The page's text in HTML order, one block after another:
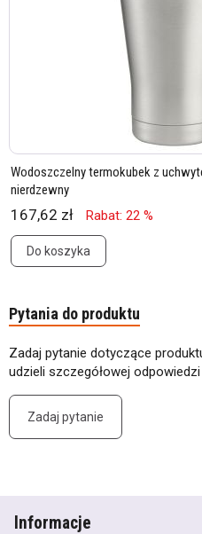
Wodoszczelny termokubek z
nierdzewny
167,62 zł Rabat: 22 %
Do koszyka
Pytania do produktu
Zadaj pytanie dotyczące
udzieli szczegółowej
Zadaj pytanie
Informacje